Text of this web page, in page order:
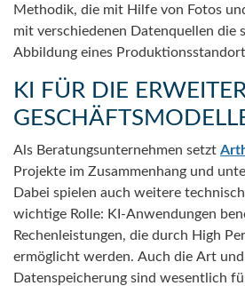
Methodik, die mit Hilfe von Fotos
mit verschiedenen Datenquellen die
Abbildung eines
KI FÜR DIE
Als Beratungsunternehmen setzt
Projekte im Zusammenhang und
Dabei spielen auch weitere
wichtige Rolle: KI-Anwendungen
Rechenleistungen, die durch High
ermöglicht werden. Auch die Art
Datenspeicherung sind wesentlich